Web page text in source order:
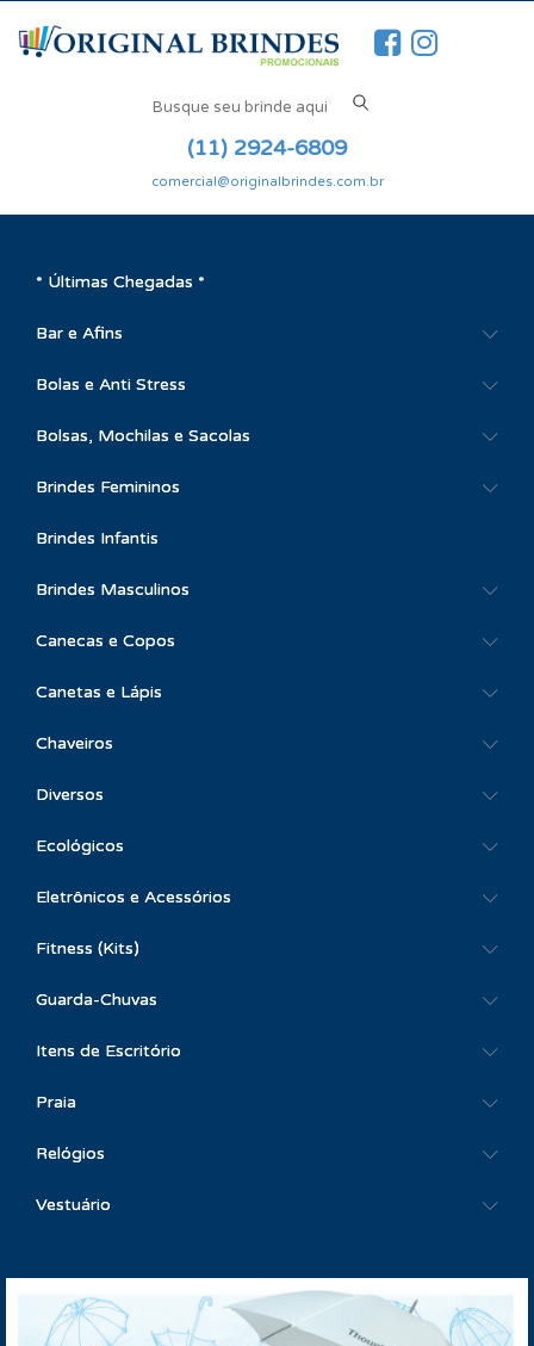
(11) 2924-6809
comercial@originalbrindes.com.br
* Últimas Chegadas *
Bar e Afins
Bolas e Anti Stress
Bolsas, Mochilas e Sacolas
Brindes Femininos
Brindes Infantis
Brindes Masculinos
Canecas e Copos
Canetas e Lápis
Chaveiros
Diversos
Ecológicos
Eletrônicos e Acessórios
Fitness (Kits)
Guarda-Chuvas
Itens de Escritório
Praia
Relógios
Vestuário